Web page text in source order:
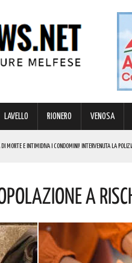
LAVELLO RIONERO VENOSA
DI MORTE E INTIMIDIVA I CONDOMINI! INTERVENUTA LA
CHE RUBA DATI E CARTE DELLE PERSONE
ECCO L’IMPATTO SULLE BOLLETTE E I COSTI ATTESI
A